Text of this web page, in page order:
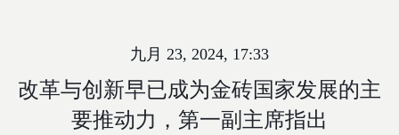
改革与创新早已成为金砖国家发展的主
要推动力，第一副主席指出
九月 23, 2024, 17:33